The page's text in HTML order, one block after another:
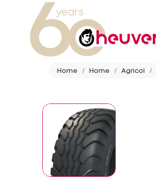
Home Home Agricol